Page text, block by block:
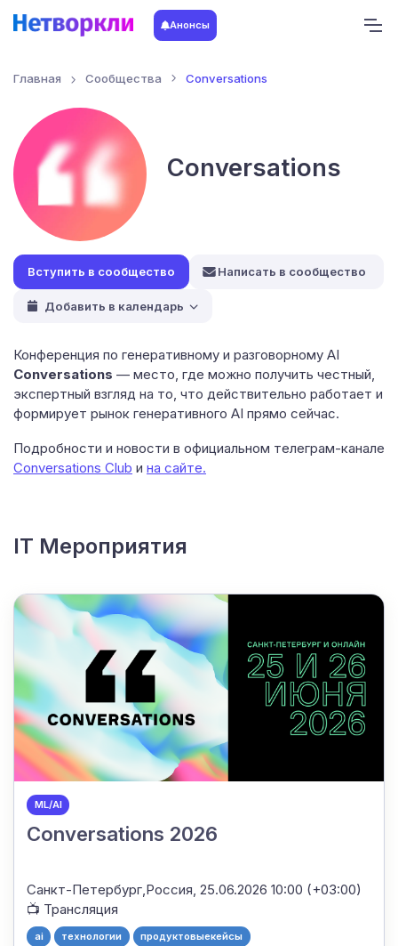
Анонсы
Главная Сообщества Conversations
Conversations
Написать в сообщество
Добавить в календарь
Конференция по генеративному и разговорному AI
Conversations — место, где можно получить честный,
экспертный взгляд на то, что действительно работает и
формирует рынок генеративного AI прямо сейчас.
Подробности и новости в официальном телеграм-канале
Conversations Club и ​ на сайте.
IT Мероприятия
ML/AI
Conversations 2026
Санкт-Петербург,Россия,25.06.2026 10:00 (+03:00)
📺 Трансляция
ai технологии
продуктовыекейсы